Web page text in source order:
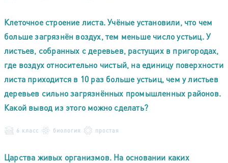
Клеточное строение листа. Учёные установили, что чем
больше загрязнён воздух, тем меньше число устьиц. У
листьев, собранных с деревьев, растущих в пригородах,
где воздух относительно чистый, на единицу поверхности
листа приходится в 10 раз больше устьиц, чем у листьев
деревьев сильно загрязнённых промышленных районов.
Какой вывод из этого можно сделать?
6 класс биология простая
Царства живых организмов. На основании каких